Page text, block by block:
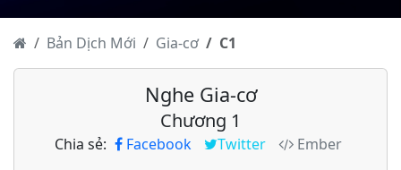
Bản Dịch Mới Gia-cơ C1
Nghe Gia-cơ
Chương 1
Chia sẻ: Facebook Twitter
Ember